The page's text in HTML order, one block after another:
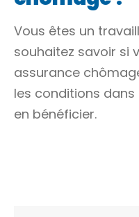
Vous êtes un
souhaitez savoir si
assurance
les conditions dans
en bénéficier.